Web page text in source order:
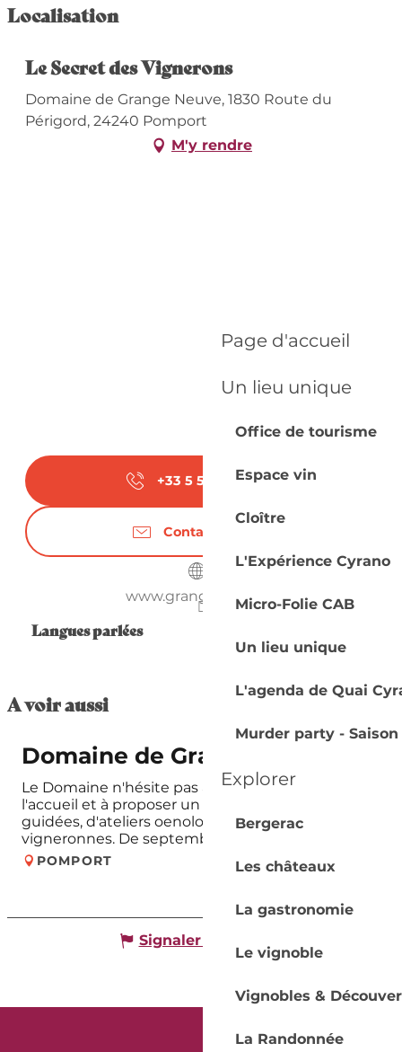
Page d'accueil
Un lieu unique
Office de tourisme
Espace vin
Cloître
L'Expérience Cyrano
Micro-Folie CAB
Un lieu unique
L'agenda de Quai
Murder party - Saison
Explorer
Bergerac
Les châteaux
La gastronomie
Le vignoble
Vignobles &
La Randonnée
Localisation
Le Secret des Vignerons
Domaine de Grange Neuve, 1830 Route du
Périgord, 24240 Pomport
M'y rendre
+33 5 53 58 42▒▒
Contactez-nous
www.grangeneuve.fr
Langues parlées
Langues parlées
A voir aussi
Domaine de Grange Neuve
Le Domaine n'hésite pas à mettre l'accent sur
l'accueil et à proposer un choix variés de visites
guidées, d'ateliers oenologiques et d'expériences
vigneronnes. De septembre à...
POMPORT
Signaler une erreur